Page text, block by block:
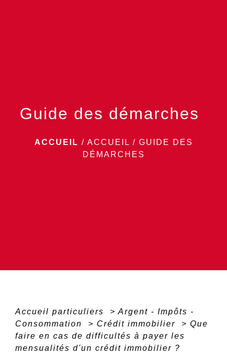
Guide des démarches
ACCUEIL / ACCUEIL / GUIDE DES
DÉMARCHES
Accueil particuliers > Argent - Impôts -
Consommation
> Crédit immobilier > Que
faire en cas de difficultés à payer les
mensualités d'un crédit immobilier ?